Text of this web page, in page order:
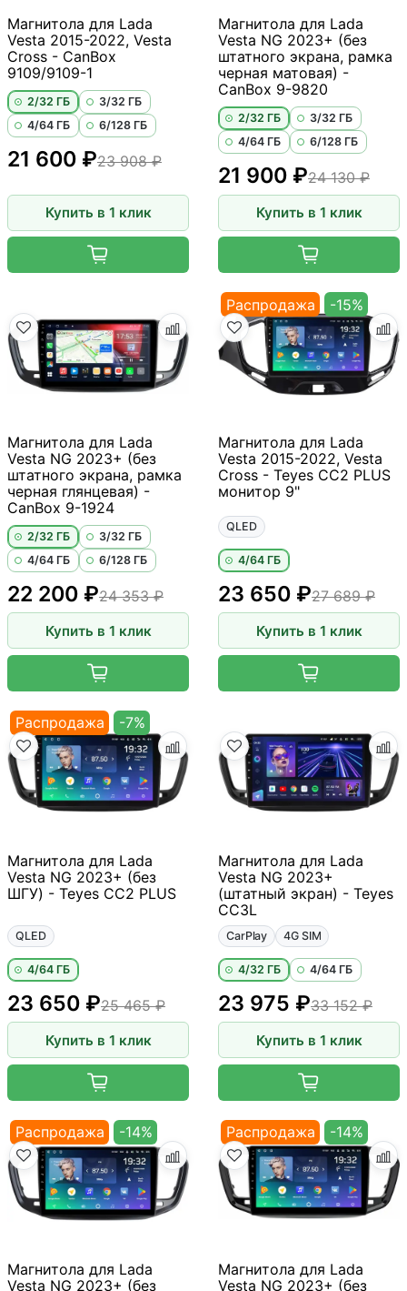
Магнитола для Lada
Vesta 2015-2022, Vesta
Cross - CanBox
9109/9109-1
2/32 ГБ
3/32 ГБ
4/64 ГБ
6/128 ГБ
21 600 ₽23 908 ₽
Купить в 1 клик
Магнитола для Lada
Vesta NG 2023+ (без
штатного экрана, рамка
черная матовая) -
CanBox 9-9820
2/32 ГБ
3/32 ГБ
4/64 ГБ
6/128 ГБ
21 900 ₽24 130 ₽
Купить в 1 клик
Магнитола для Lada
Vesta NG 2023+ (без
штатного экрана, рамка
черная глянцевая) -
CanBox 9-1924
2/32 ГБ
3/32 ГБ
4/64 ГБ
6/128 ГБ
22 200 ₽24 353 ₽
Купить в 1 клик
Распродажа -15%
Магнитола для Lada
Vesta 2015-2022, Vesta
Cross - Teyes CC2 PLUS
монитор 9"
QLED
4/64 ГБ
27 689 ₽
23 650 ₽
Купить в 1 клик
Распродажа -7%
Магнитола для Lada
Vesta NG 2023+ (без
ШГУ) - Teyes CC2 PLUS
QLED
4/64 ГБ
25 465 ₽
23 650 ₽
Купить в 1 клик
Магнитола для Lada
Vesta NG 2023+
(штатный экран) - Teyes
CC3L
CarPlay 4G SIM
4/32 ГБ 4/64 ГБ
23 975 ₽33 152 ₽
Купить в 1 клик
Распродажа -14%
Магнитола для Lada
Vesta NG 2023+ (без
Распродажа -14%
Магнитола для Lada
Vesta NG 2023+ (без